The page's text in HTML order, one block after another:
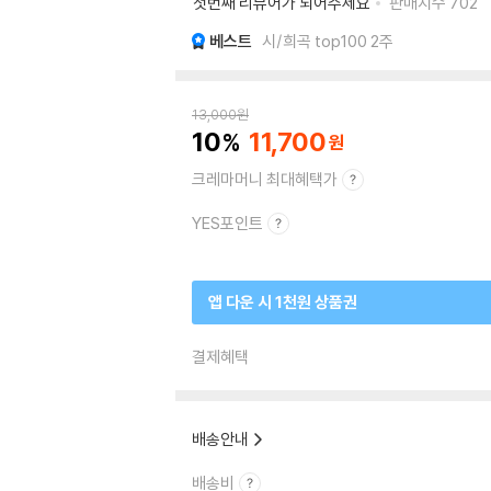
베스트 시/희곡 top100 2주
13,000원
10 11,700
크레마머니 최대혜택가
YES포인트
앱 다운 시 1천원 상품권
결제혜택
배송안내
배송비